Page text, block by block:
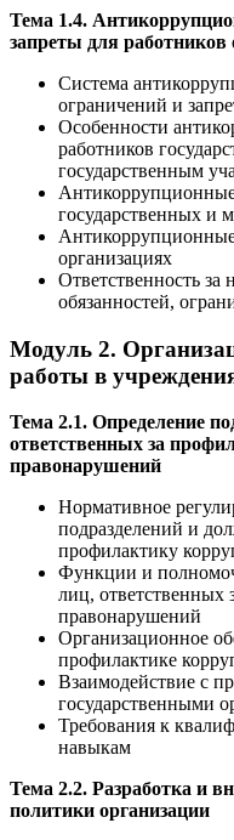
Тема 1.4.
запреты для работников
Система
ограничений и
Особенности
работников
государственным
государственных и
организациях
Ответственность
обязанностей,
Модуль 2.
работы в
Тема 2.1. Определение
ответственных за
правонарушений
Нормативное
подразделений и
профилактику
Функции и
лиц, ответственных
правонарушений
Организационное
профилактике
Взаимодействие с
государственными
Требования к
навыкам
Тема 2.2. Разработка и
политики организации